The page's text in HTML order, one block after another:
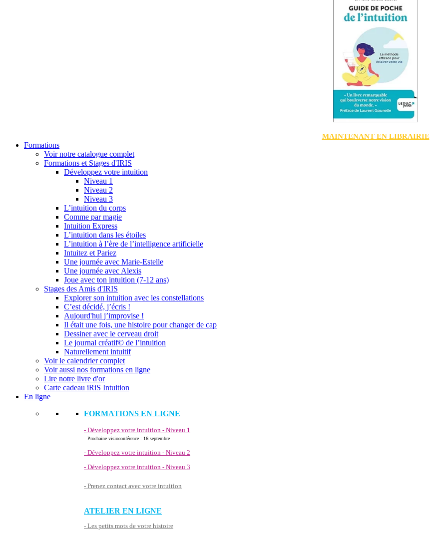
MAINTENANT EN LIBRAIRIE
Formations
Voir notre catalogue complet
Formations et Stages d'IRIS
Développez votre intuition
Niveau 1
Niveau 2
Niveau 3
L’intuition du corps
Comme par magie
Intuition Express
L’intuition dans les étoiles
L’intuition à l’ère de l’intelligence artificielle
Intuitez et Pariez
Une journée avec Marie-Estelle
Une journée avec Alexis
Joue avec ton intuition (7-12 ans)
Stages des Amis d'IRIS
Explorer son intuition avec les constellations
C’est décidé, j’écris !
Aujourd'hui j’improvise !
Il était une fois, une histoire pour changer de cap
Dessiner avec le cerveau droit
Le journal créatif© de l’intuition
Naturellement intuitif
Voir le calendrier complet
Voir aussi nos formations en ligne
Lire notre livre d'or
Carte cadeau iRiS Intuition
En ligne
FORMATIONS EN LIGNE
- Développez votre intuition - Niveau 1
Prochaine visioconférence : 16 septembre
- Développez votre intuition - Niveau 2
- Développez votre intuition - Niveau 3
- Prenez contact avec votre intuition
ATELIER EN LIGNE
- Les petits mots de votre histoire